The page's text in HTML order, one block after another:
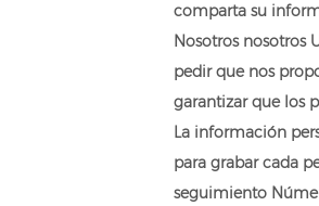
comparta su
Nosotros nosotros
pedir que nos
garantizar que los
La información
para grabar cada
seguimiento